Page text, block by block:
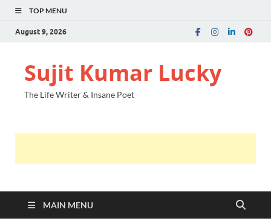
TOP MENU
August 9, 2026
Sujit Kumar Lucky
The Life Writer & Insane Poet
MAIN MENU